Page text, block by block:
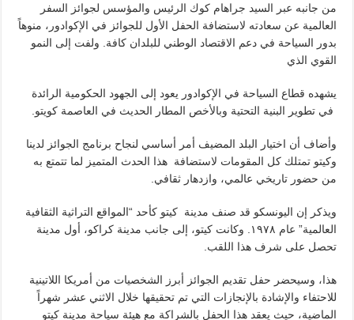
من جانبه عبر السيد جراهام كوك الرئيس والمؤسس لجوائز السفر
العالمية عن سعادته لاستضافة الحفل الأول للجوائز في الإكوادور، منوهاً
بدور السياحة في دعم الاقتصاد الوطني للبلدان كافة. ولفت إلى النمو
القوي الذي
يشهده قطاع السياحة في الإكوادور يعود إلى الجهود الحكومية الرائدة
في تطوير البنية التحتية وبالأخص المطار الحديث في العاصمة كويتو.
وأضاف أن اختيار البلد المضيف أمر أساسي لنجاح برنامج الجوائز لدينا
وكيتو تمتلك كل المقومات لاستضافة هذا الحدث المتميز لما تتمتع به
من حضور تاريخي عالمي، وازدهار ثقافي.
ويذكر إن اليونسكو قد صنف مدينة كيتو كأحد “المواقع التراثية الثقافية
العالمية” عام ١٩٧٨. وكانت كيتو، إلى جانب مدينة كراكو، أول مدينة
تحصل على شرف هذا اللقب.
هذا، وسيحضر حفل تقديم الجوائز أبرز الشخصيات من أمريكا اللاتينية
للاحتفاء والإشادة بالإنجازات التي تم تحقيقها خلال الاثني عشر شهراً
الماضية، حيث يعقد هذا الحفل بالشراكة مع هيئة سياحة مدينة كيتو